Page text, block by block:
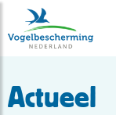
Actueel